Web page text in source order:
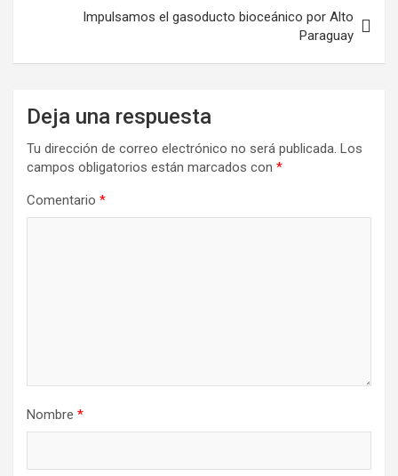
Impulsamos el gasoducto bioceánico por Alto
Paraguay
Deja una respuesta
Tu dirección de correo electrónico no será publicada. Los
campos obligatorios están marcados con *
Comentario *
Nombre *